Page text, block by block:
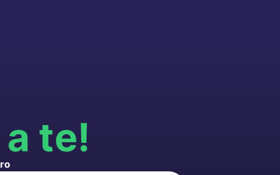
a te!